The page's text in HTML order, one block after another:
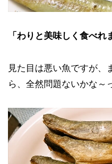
「わりと美味しく食べれ
見た目は悪い魚ですが、
ら、全然問題ないかな～